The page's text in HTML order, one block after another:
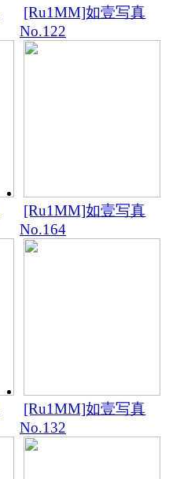
[Ru1MM]如壹写真
No.122
[Ru1MM]如壹写真
No.164
[Ru1MM]如壹写真
No.132